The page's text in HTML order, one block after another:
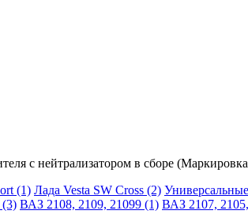
с нейтрализатором в сборе
(1) Лада Vesta SW Cross (2)
(3) ВАЗ 2108, 2109, 21099 (1) ВАЗ 2107,